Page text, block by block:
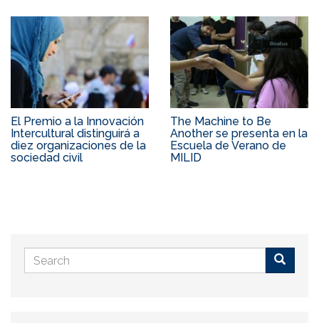
El Premio a la Innovación
Intercultural distinguirá a
diez organizaciones de la
sociedad civil
The Machine to Be
Another se presenta en la
Escuela de Verano de
MILID
Search
form